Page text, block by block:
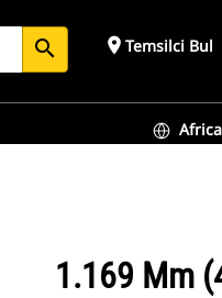
search place Temsilci Bul
1.169 Mm